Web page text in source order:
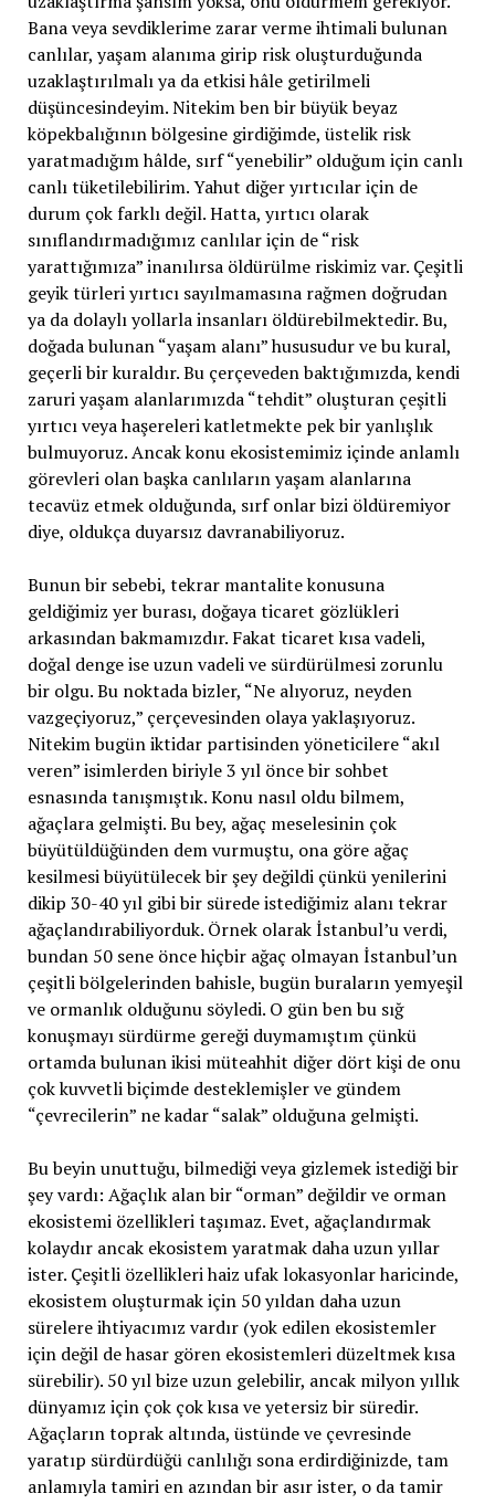
Bana veya sevdiklerime zarar verme ihtimali bulunan
canlılar, yaşam alanıma girip risk oluşturduğunda
uzaklaştırılmalı ya da etkisi hâle getirilmeli
düşüncesindeyim. Nitekim ben bir büyük beyaz
köpekbalığının bölgesine girdiğimde, üstelik risk
yaratmadığım hâlde, sırf “yenebilir” olduğum için canlı
canlı tüketilebilirim. Yahut diğer yırtıcılar için de
durum çok farklı değil. Hatta, yırtıcı olarak
sınıflandırmadığımız canlılar için de “risk
yarattığımıza” inanılırsa öldürülme riskimiz var. Çeşitli
geyik türleri yırtıcı sayılmamasına rağmen doğrudan
ya da dolaylı yollarla insanları öldürebilmektedir. Bu,
doğada bulunan “yaşam alanı” hususudur ve bu kural,
geçerli bir kuraldır. Bu çerçeveden baktığımızda, kendi
zaruri yaşam alanlarımızda “tehdit” oluşturan çeşitli
yırtıcı veya haşereleri katletmekte pek bir yanlışlık
bulmuyoruz. Ancak konu ekosistemimiz içinde anlamlı
görevleri olan başka canlıların yaşam alanlarına
tecavüz etmek olduğunda, sırf onlar bizi öldüremiyor
diye, oldukça duyarsız davranabiliyoruz.
Bunun bir sebebi, tekrar mantalite konusuna
geldiğimiz yer burası, doğaya ticaret gözlükleri
arkasından bakmamızdır. Fakat ticaret kısa vadeli,
doğal denge ise uzun vadeli ve sürdürülmesi zorunlu
bir olgu. Bu noktada bizler, “Ne alıyoruz, neyden
vazgeçiyoruz,” çerçevesinden olaya yaklaşıyoruz.
Nitekim bugün iktidar partisinden yöneticilere “akıl
veren” isimlerden biriyle 3 yıl önce bir sohbet
esnasında tanışmıştık. Konu nasıl oldu bilmem,
ağaçlara gelmişti. Bu bey, ağaç meselesinin çok
büyütüldüğünden dem vurmuştu, ona göre ağaç
kesilmesi büyütülecek bir şey değildi çünkü yenilerini
dikip 30-40 yıl gibi bir sürede istediğimiz alanı tekrar
ağaçlandırabiliyorduk. Örnek olarak İstanbul’u verdi,
bundan 50 sene önce hiçbir ağaç olmayan İstanbul’un
çeşitli bölgelerinden bahisle, bugün buraların yemyeşil
ve ormanlık olduğunu söyledi. O gün ben bu sığ
konuşmayı sürdürme gereği duymamıştım çünkü
ortamda bulunan ikisi müteahhit diğer dört kişi de onu
çok kuvvetli biçimde desteklemişler ve gündem
“çevrecilerin” ne kadar “salak” olduğuna gelmişti.
Bu beyin unuttuğu, bilmediği veya gizlemek istediği bir
şey vardı: Ağaçlık alan bir “orman” değildir ve orman
ekosistemi özellikleri taşımaz. Evet, ağaçlandırmak
kolaydır ancak ekosistem yaratmak daha uzun yıllar
ister. Çeşitli özellikleri haiz ufak lokasyonlar haricinde,
ekosistem oluşturmak için 50 yıldan daha uzun
sürelere ihtiyacımız vardır (yok edilen ekosistemler
için değil de hasar gören ekosistemleri düzeltmek kısa
sürebilir). 50 yıl bize uzun gelebilir, ancak milyon yıllık
dünyamız için çok çok kısa ve yetersiz bir süredir.
Ağaçların toprak altında, üstünde ve çevresinde
yaratıp sürdürdüğü canlılığı sona erdirdiğinizde, tam
anlamıyla tamiri en azından bir asır ister, o da tamir